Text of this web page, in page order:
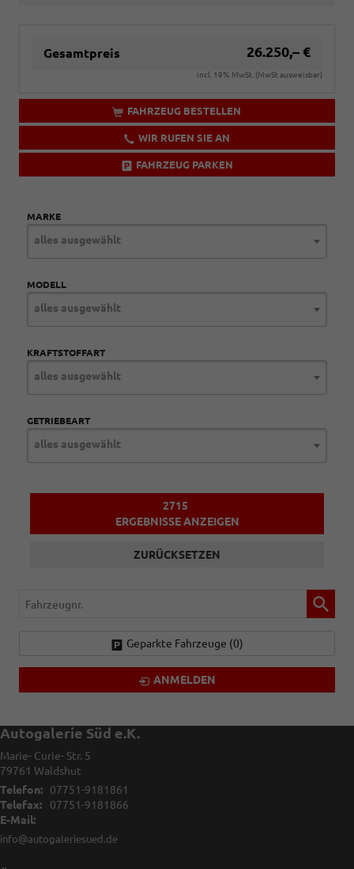
Gesamtpreis 26.250,– €
incl. 19% MwSt. (MwSt ausweisbar)
FAHRZEUG BESTELLEN
WIR RUFEN SIE AN
FAHRZEUG PARKEN
MARKE
alles ausgewählt
MODELL
alles ausgewählt
KRAFTSTOFFART
alles ausgewählt
GETRIEBEART
alles ausgewählt
2715
ERGEBNISSE ANZEIGEN
ZURÜCKSETZEN
Fahrzeugnr.
Geparkte Fahrzeuge (0)
ANMELDEN
Autogalerie Süd e.K.
Marie- Curie- Str. 5
79761 Waldshut
Telefon:
07751-9181861
Telefax:
07751-9181866
E-Mail:
info@autogaleriesued.de